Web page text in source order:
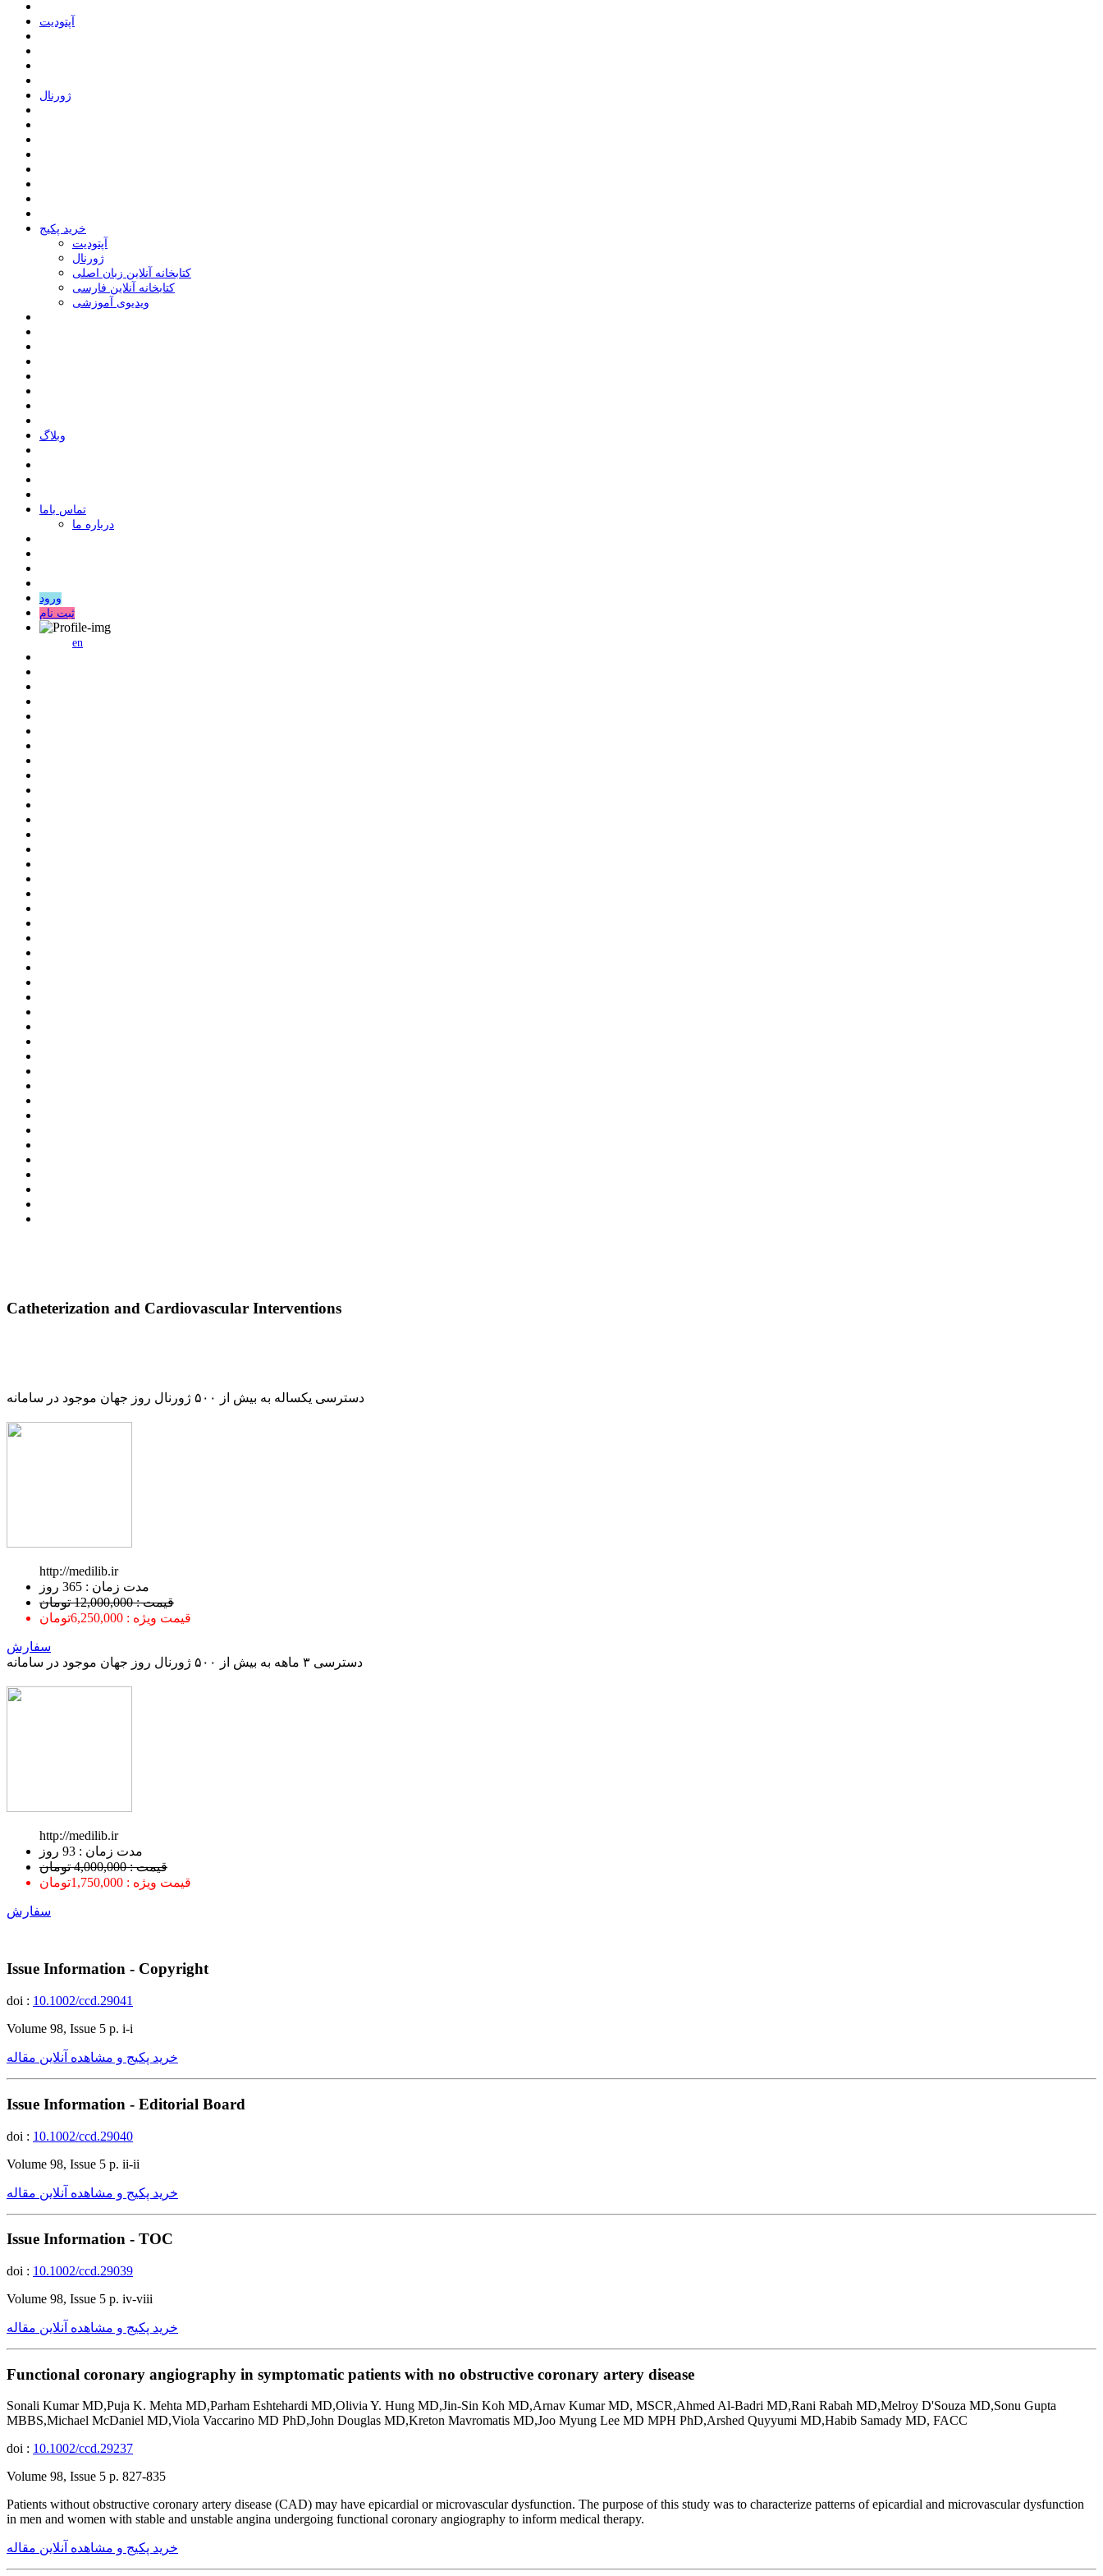
ﺁﭘﺘﻮﺩﯾﺖ
ﮊﻭﺭﻧﺎﻝ
خرید پکیج
ﺁﭘﺘﻮﺩﯾﺖ
ﮊﻭﺭﻧﺎﻝ
کتابخانه آنلاین زبان اصلی
کتابخانه آنلاین فارسی
ویدیوی آموزشی
وبلاگ
ﺗﻤﺎﺱ ﺑﺎﻣﺎ
درباره ما
ورود
ثبت نام
en
Catheterization and Cardiovascular Interventions
دسترسی یکساله به بیش از ۵۰۰ ژورنال روز جهان موجود در سامانه
http://medilib.ir
ﻣﺪﺕ ﺯﻣﺎﻥ : 365 ﺭﻭﺯ
قیمت : 12,000,000 تومان
قیمت ویژه : 6,250,000تومان
سفارش
دسترسی ۳ ماهه به بیش از ۵۰۰ ژورنال روز جهان موجود در سامانه
http://medilib.ir
ﻣﺪﺕ ﺯﻣﺎﻥ : 93 ﺭﻭﺯ
قیمت : 4,000,000 تومان
قیمت ویژه : 1,750,000تومان
سفارش
Issue Information - Copyright
doi : 10.1002/ccd.29041
Volume 98, Issue 5 p. i-i
خرید پکیج و مشاهده آنلاین مقاله
Issue Information - Editorial Board
doi : 10.1002/ccd.29040
Volume 98, Issue 5 p. ii-ii
خرید پکیج و مشاهده آنلاین مقاله
Issue Information - TOC
doi : 10.1002/ccd.29039
Volume 98, Issue 5 p. iv-viii
خرید پکیج و مشاهده آنلاین مقاله
Functional coronary angiography in symptomatic patients with no obstructive coronary artery disease
Sonali Kumar MD,Puja K. Mehta MD,Parham Eshtehardi MD,Olivia Y. Hung MD,Jin-Sin Koh MD,Arnav Kumar MD, MSCR,Ahmed Al-Badri MD,Rani Rabah MD,Melroy D'Souza MD,Sonu Gupta
MBBS,Michael McDaniel MD,Viola Vaccarino MD PhD,John Douglas MD,Kreton Mavromatis MD,Joo Myung Lee MD MPH PhD,Arshed Quyyumi MD,Habib Samady MD, FACC
doi : 10.1002/ccd.29237
Volume 98, Issue 5 p. 827-835
Patients without obstructive coronary artery disease (CAD) may have epicardial or microvascular dysfunction. The purpose of this study was to characterize patterns of epicardial and microvascular dysfunction
in men and women with stable and unstable angina undergoing functional coronary angiography to inform medical therapy.
خرید پکیج و مشاهده آنلاین مقاله